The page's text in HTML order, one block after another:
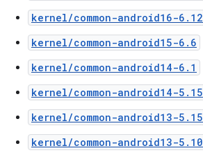
kernel/common-android16-6.12
kernel/common-android15-6.6
kernel/common-android14-6.1
kernel/common-android14-5.15
kernel/common-android13-5.15
kernel/common-android13-5.10